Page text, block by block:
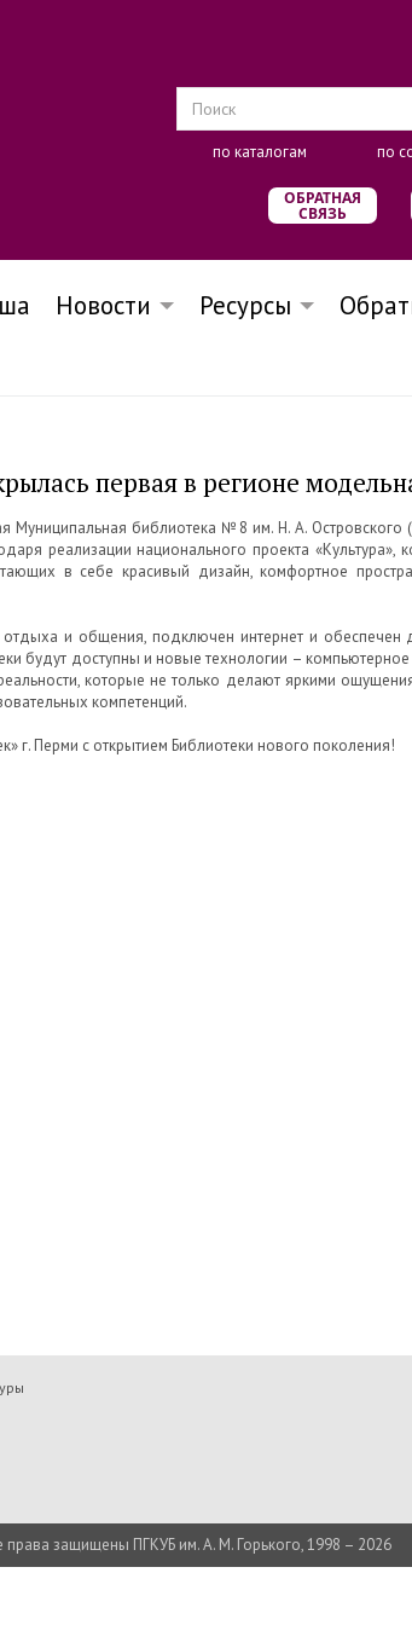
по каталогам по
ОБРАТНАЯ
СВЯЗЬ
Новости Ресурсы
первая в регионе
библиотека №8 им. Н. А. Островского
реализации национального проекта «Культура»,
в себе красивый дизайн, комфортное
и общения, подключен интернет и обеспечен
будут доступны и новые технологии –
которые не только делают яркими
компетенций.
г. Перми с открытием Библиотеки нового поколения!
права защищены ПГКУБ им. А. М. Горького, 1998 – 2026
государственная ордена „Знак Почёта“ краевая